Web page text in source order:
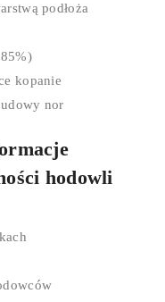
podłoża
kopanie
nor
hodowli